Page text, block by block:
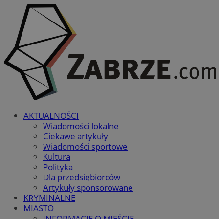
AKTUALNOŚCI
Wiadomości lokalne
Ciekawe artykuły
Wiadomości sportowe
Kultura
Polityka
Dla przedsiębiorców
Artykuły sponsorowane
KRYMINALNE
MIASTO